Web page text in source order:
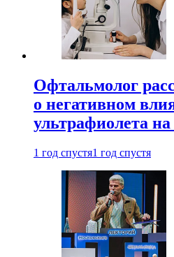
Офтальмолог
о негативном
ультрафиолета
1 год спустя1 год спустя